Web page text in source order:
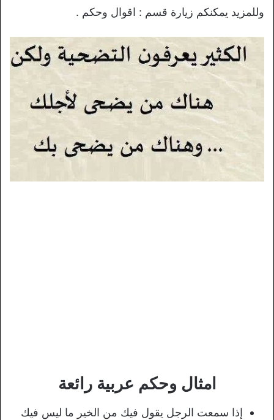
وللمزيد يمكنكم زيارة قسم : اقوال وحكم .
امثال وحكم عربية رائعة
إذا سمعت الرجل يقول فيك من الخير ما ليس فيك